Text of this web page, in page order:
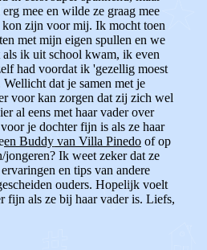
mee en wilde ze graag mee
zijn voor mij. Ik mocht toen
met mijn eigen spullen en we
als ik uit school kwam, ik even
had voordat ik 'gezellig moest
dat je samen met je
voor kan zorgen dat zij zich wel
al eens met haar vader over
je dochter fijn is als ze haar
en Buddy van Villa Pinedo of op
jongeren? Ik weet zeker dat ze
en tips van andere
ouders. Hopelijk voelt
fijn als ze bij haar vader is. Liefs,